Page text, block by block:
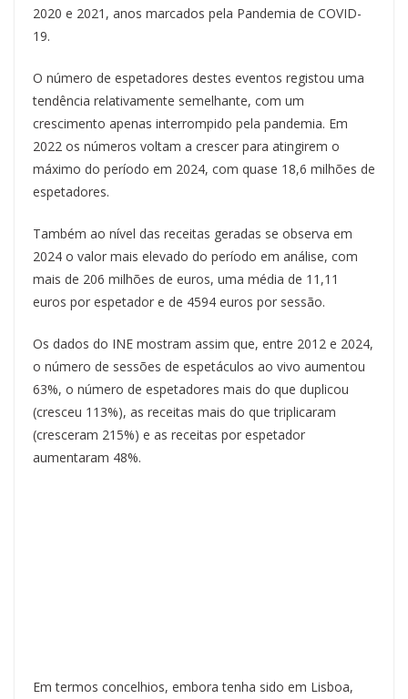
2020 e 2021, anos marcados pela Pandemia de COVID-
19.
O número de espetadores destes eventos registou uma
tendência relativamente semelhante, com um
crescimento apenas interrompido pela pandemia. Em
2022 os números voltam a crescer para atingirem o
máximo do período em 2024, com quase 18,6 milhões de
espetadores.
Também ao nível das receitas geradas se observa em
2024 o valor mais elevado do período em análise, com
mais de 206 milhões de euros, uma média de 11,11
euros por espetador e de 4594 euros por sessão.
Os dados do INE mostram assim que, entre 2012 e 2024,
o número de sessões de espetáculos ao vivo aumentou
63%, o número de espetadores mais do que duplicou
(cresceu 113%), as receitas mais do que triplicaram
(cresceram 215%) e as receitas por espetador
aumentaram 48%.
Em termos concelhios, embora tenha sido em Lisboa,